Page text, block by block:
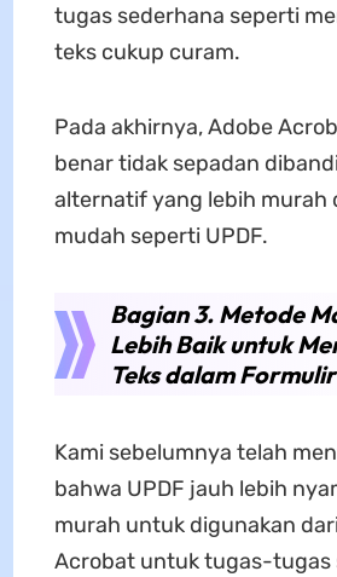
tugas sederhana seperti
teks cukup curam.
Pada akhirnya, Adobe
benar tidak sepadan
alternatif yang lebih murah
mudah seperti UPDF.
Bagian 3. Metode
Lebih Baik untuk
Teks dalam
Kami sebelumnya telah
bahwa UPDF jauh lebih
murah untuk digunakan
Acrobat untuk tugas-tugas